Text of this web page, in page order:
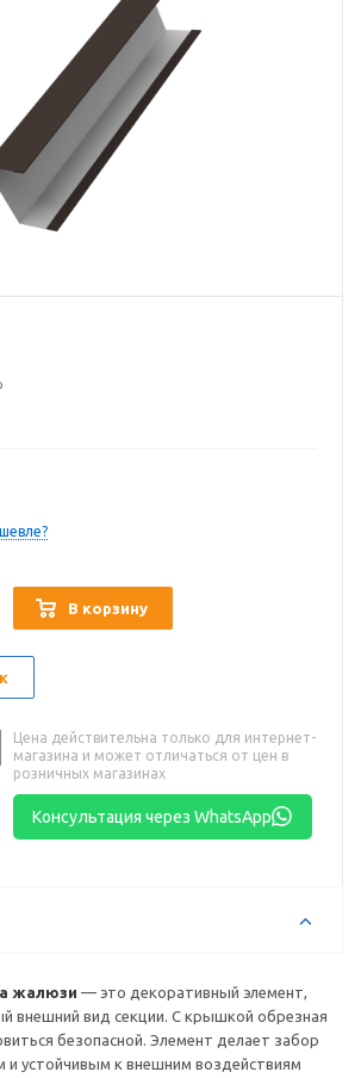
В корзину
Цена действительна только для интернет-
магазина и может отличаться от цен в
розничных магазинах
Консультация через WhatsApp
жалюзи — это декоративный элемент,
внешний вид секции. С крышкой обрезная
безопасной. Элемент делает забор
устойчивым к внешним воздействиям